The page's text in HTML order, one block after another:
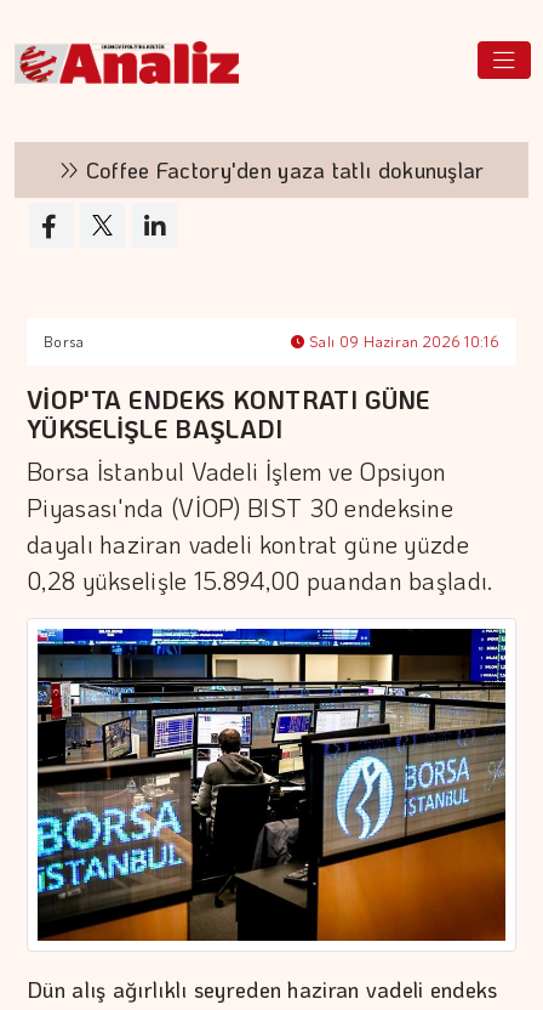
Coffee Factory'den yaza tatlı dokunuşlar
Borsa Salı 09 Haziran 2026 10:16
VİOP'TA ENDEKS KONTRATI GÜNE
YÜKSELİŞLE BAŞLADI
Borsa İstanbul Vadeli İşlem ve Opsiyon
Piyasası'nda (VİOP) BIST 30 endeksine
dayalı haziran vadeli kontrat güne yüzde
0,28 yükselişle 15.894,00 puandan başladı.
Dün alış ağırlıklı seyreden haziran vadeli endeks